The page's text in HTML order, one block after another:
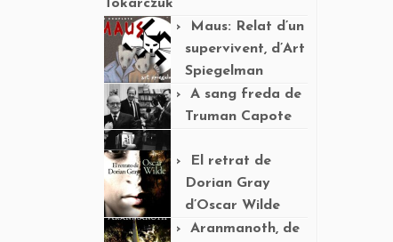
Tokarczuk
Maus: Relat d’un
supervivent, d’Art
Spiegelman
A sang freda de
Truman Capote
El retrat de
Dorian Gray
d’Oscar Wilde
Aranmanoth, de